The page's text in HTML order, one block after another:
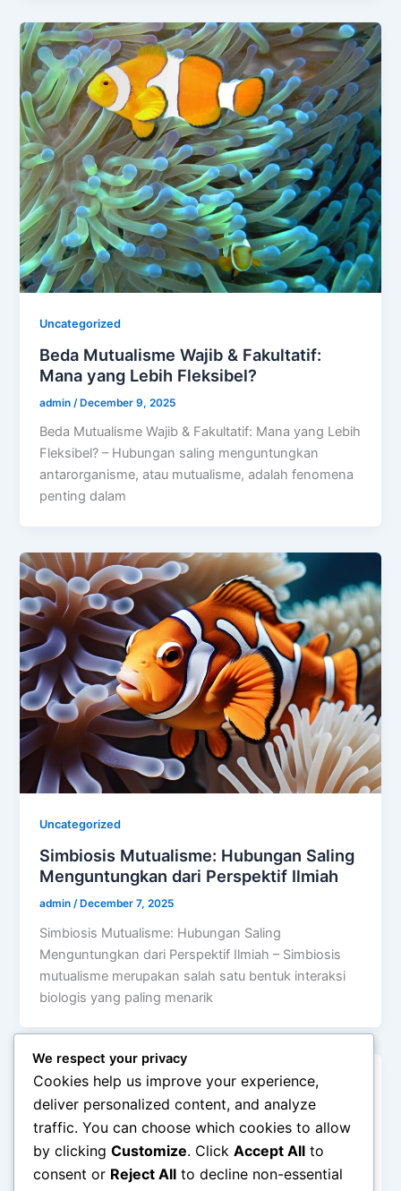
Uncategorized
Beda Mutualisme Wajib & Fakultatif:
Mana yang Lebih Fleksibel?
admin /December 9, 2025
Beda Mutualisme Wajib & Fakultatif: Mana yang Lebih
Fleksibel? – Hubungan saling menguntungkan
antarorganisme, atau mutualisme, adalah fenomena
penting dalam
Uncategorized
Simbiosis Mutualisme: Hubungan Saling
Menguntungkan dari Perspektif Ilmiah
admin /December 7, 2025
Simbiosis Mutualisme: Hubungan Saling
Menguntungkan dari Perspektif Ilmiah – Simbiosis
mutualisme merupakan salah satu bentuk interaksi
biologis yang paling menarik
Uncategorized
Hello world!
admin /November 20, 2025
Welcome to WordPress. This is your first post. Edit
We respect your privacy
Cookies help us improve your experience,
deliver personalized content, and analyze
traffic. You can choose which cookies to allow
by clicking Customize. Click Accept All to
consent or Reject All to decline non-essential